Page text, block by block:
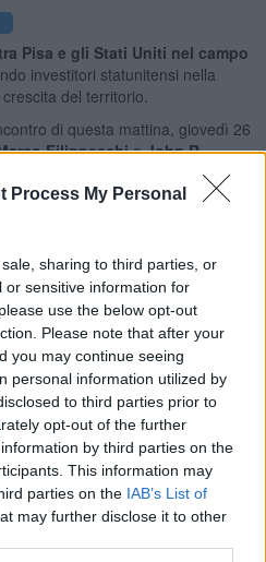
Process My Personal
sharing to third parties, or
or sensitive information for
use the below opt-out
Please note that after your
you may continue seeing
personal information utilized by
to third parties prior to
opt-out of the further
by third parties on the
This information may
parties on the IAB’s List of
may further disclose it to other
Pisa e gli Stati Uniti nel campo
investitori statunitensi nella
del territorio.
di questa mattina, giovedì 26
FilippeschieJohn R.
per l’Italia e per San Marino dal
delle strategie militari
con la sua posizione
importante per gli Stati Uniti– ha
abbiamo deciso di non
presenza".
l’incontro sulle potenzialità
scienza, dell’innovazione e del
aprire importanti opportunità di
e Firenze si concentrano
aziende innovative. D’accordo
e il sindaco di Firenze stiamo
territorio iniziative specifiche di